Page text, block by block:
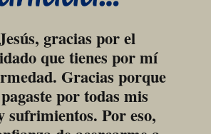
gracias por el
que tienes por mí
Gracias porque
por todas mis
sufrimientos. Por eso,